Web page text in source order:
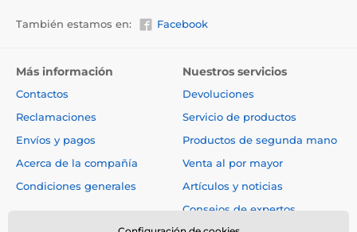
También estamos en: Facebook
Más información
Contactos
Reclamaciones
Envíos y pagos
Acerca de la compañía
Condiciones generales
Nuestros servicios
Devoluciones
Servicio de productos
Productos de segunda mano
Venta al por mayor
Artículos y noticias
Consejos de expertos